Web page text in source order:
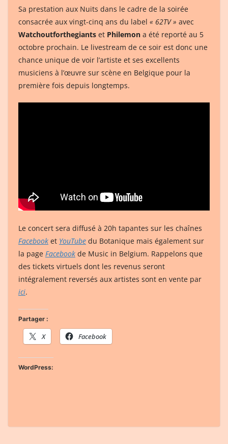
Sa prestation aux Nuits dans le cadre de la soirée
consacrée aux vingt-cinq ans du label « 62TV » avec
Watchoutforthegiants et Philemon a été reporté au 5
octobre prochain. Le livestream de ce soir est donc une
chance unique de voir l’artiste et ses excellents
musiciens à l’œuvre sur scène en Belgique pour la
première fois depuis longtemps.
Le concert sera diffusé à 20h tapantes sur les chaînes
Facebook et YouTube du Botanique mais également sur
la page Facebook de Music in Belgium. Rappelons que
des tickets virtuels dont les revenus seront
intégralement reversés aux artistes sont en vente par
ici.
Partager :
X Facebook
WordPress: